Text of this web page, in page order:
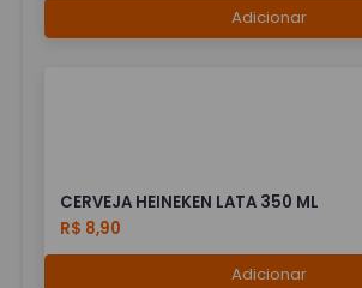
Adicionar
CERVEJA HEINEKEN LATA 350 ML
R$ 8,90
Adicionar